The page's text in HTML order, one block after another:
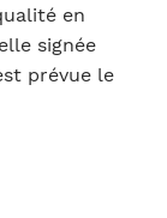
en
signée
prévue le